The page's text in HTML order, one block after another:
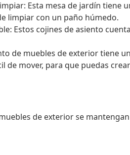
Esta mesa de jardín tiene
limpiar con un paño húmedo.
Estos cojines de asiento
de muebles de exterior tiene
de mover, para que puedas
de exterior se